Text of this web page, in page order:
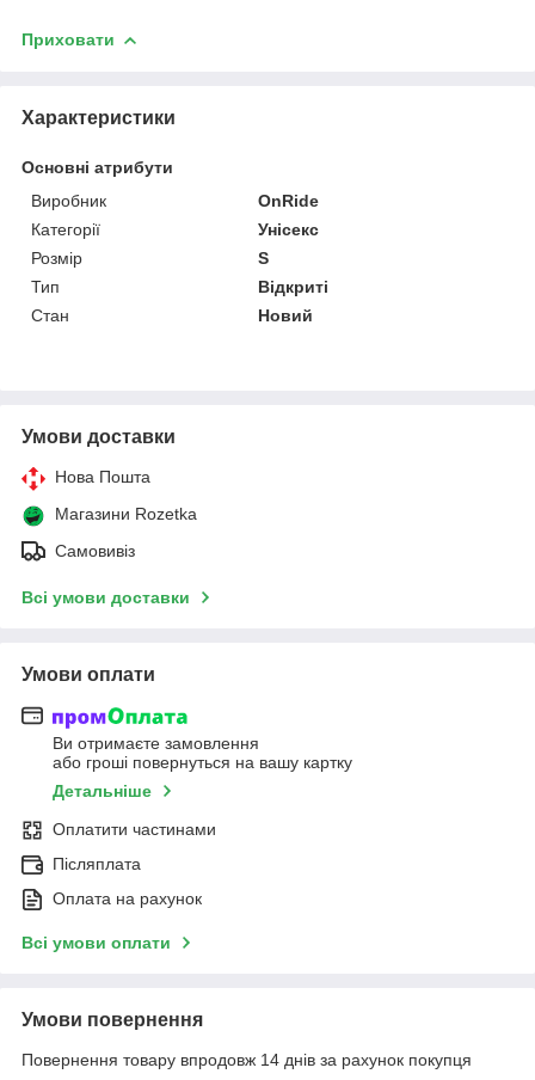
Приховати
Характеристики
Основні атрибути
Виробник
OnRide
Категорії
Унісекс
Розмір
S
Тип
Відкриті
Стан
Новий
Умови доставки
Нова Пошта
Магазини Rozetka
Самовивіз
Всі умови доставки
Умови оплати
Ви отримаєте замовлення
або гроші повернуться на вашу картку
Детальніше
Оплатити частинами
Післяплата
Оплата на рахунок
Всі умови оплати
Умови повернення
Повернення товару впродовж 14 днів за рахунок покупця